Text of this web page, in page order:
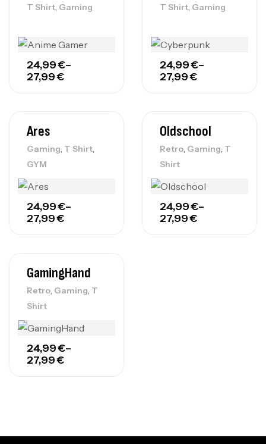
T Shirt, Gaming
24,99€–
27,99€
T Shirt, Gaming
24,99€–
27,99€
Ares
Gaming, T Shirt,
GYM
24,99€–
27,99€
Oldschool
Retro, Gaming, T
Shirt
24,99€–
27,99€
GamingHand
Retro, Gaming, T
Shirt
24,99€–
27,99€